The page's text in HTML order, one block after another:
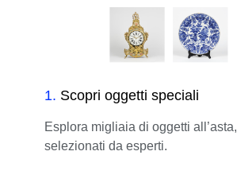
1. Scopri oggetti speciali
Esplora migliaia di oggetti all’asta,
selezionati da esperti.